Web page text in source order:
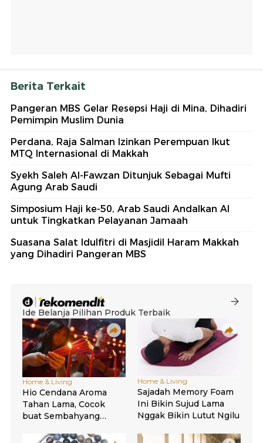
Berita Terkait
Pangeran MBS Gelar Resepsi Haji di Mina, Dihadiri
Pemimpin Muslim Dunia
Perdana, Raja Salman Izinkan Perempuan Ikut
MTQ Internasional di Makkah
Syekh Saleh Al-Fawzan Ditunjuk Sebagai Mufti
Agung Arab Saudi
Simposium Haji ke-50, Arab Saudi Andalkan AI
untuk Tingkatkan Pelayanan Jamaah
Suasana Salat Idulfitri di Masjidil Haram Makkah
yang Dihadiri Pangeran MBS